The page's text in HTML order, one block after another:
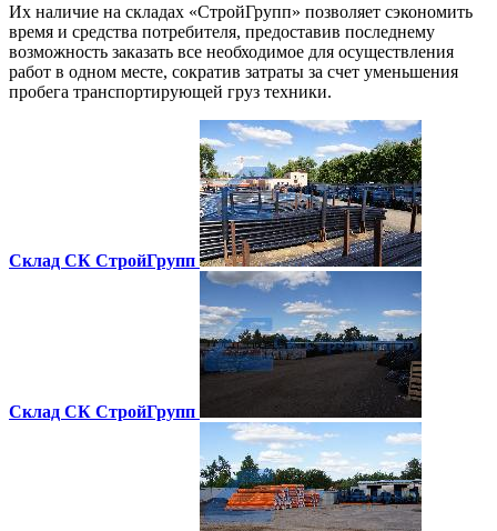
Их наличие на складах «СтройГрупп» позволяет сэкономить
время и средства потребителя, предоставив последнему
возможность заказать все необходимое для осуществления
работ в одном месте, сократив затраты за счет уменьшения
пробега транспортирующей груз техники.
Склад СК СтройГрупп
Склад СК СтройГрупп